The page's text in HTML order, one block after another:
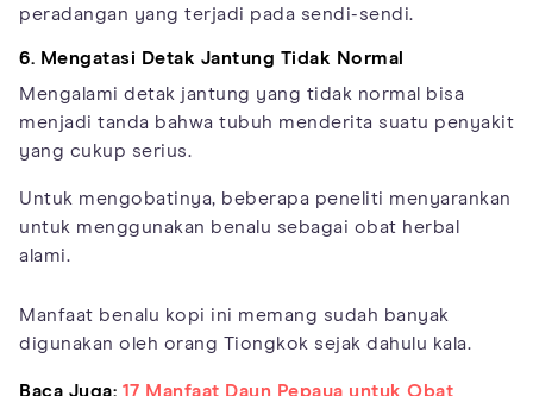
peradangan yang terjadi pada sendi-sendi.
6. Mengatasi Detak Jantung Tidak Normal
Mengalami detak jantung yang tidak normal bisa
menjadi tanda bahwa tubuh menderita suatu penyakit
yang cukup serius.
Untuk mengobatinya, beberapa peneliti menyarankan
untuk menggunakan benalu sebagai obat herbal
alami.
Manfaat benalu kopi ini memang sudah banyak
digunakan oleh orang Tiongkok sejak dahulu kala.
Baca Juga: 17 Manfaat Daun Pepaya untuk Obat